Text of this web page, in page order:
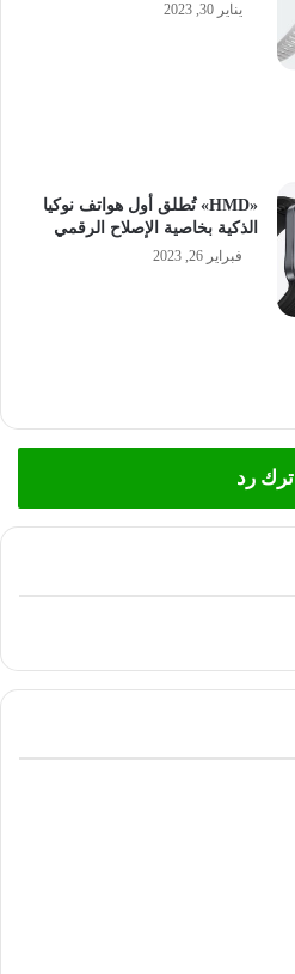
يناير 30, 2023
«HMD» تُطلق أول هواتف نوكيا
الذكية بخاصية الإصلاح الرقمي
فبراير 26, 2023
اترك رد